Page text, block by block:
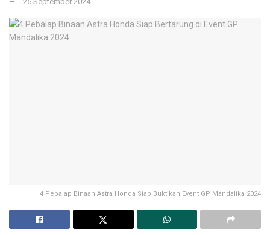
4 Pebalap Binaan Astra Honda Siap Buktikan Event GP Mandalika 2024